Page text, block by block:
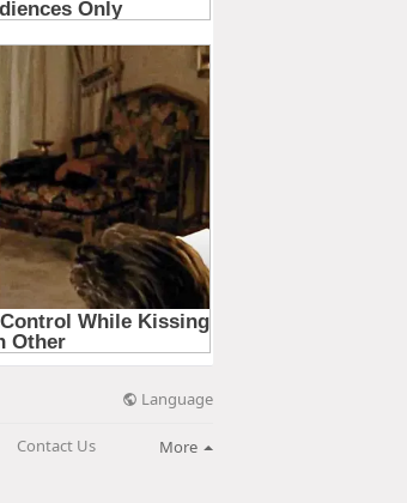
Language
Contact Us More